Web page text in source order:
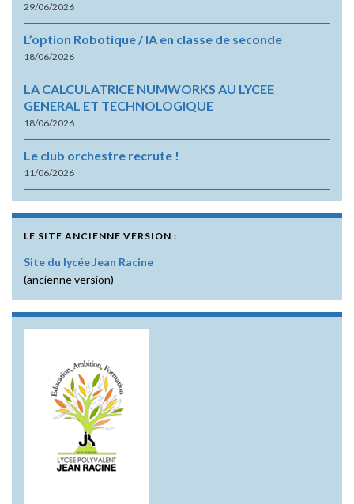
29/06/2026
L’option Robotique / IA en classe de seconde
18/06/2026
LA CALCULATRICE NUMWORKS AU LYCEE
GENERAL ET TECHNOLOGIQUE
18/06/2026
Le club orchestre recrute !
11/06/2026
LE SITE ANCIENNE VERSION :
Site du lycée Jean Racine
(ancienne version)